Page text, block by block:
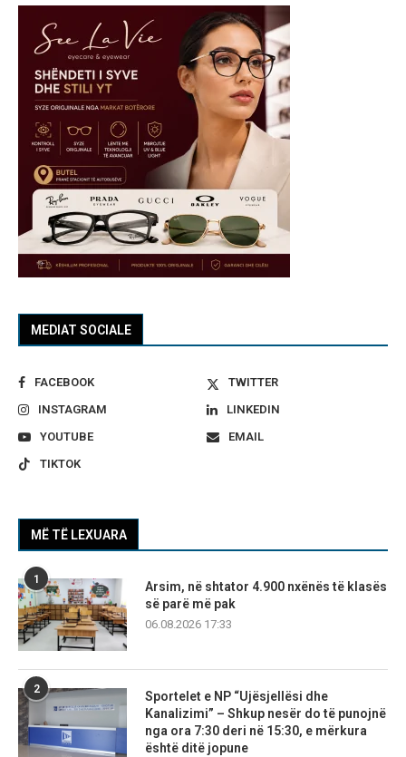
MEDIAT SOCIALE
FACEBOOK
TWITTER
INSTAGRAM
LINKEDIN
YOUTUBE
EMAIL
TIKTOK
MË TË LEXUARA
1
Arsim, në shtator 4.900 nxënës të klasës
së parë më pak
06.08.2026 17:33
2
Sportelet e NP “Ujësjellësi dhe
Kanalizimi” – Shkup nesër do të punojnë
nga ora 7:30 deri në 15:30, e mërkura
është ditë jopune